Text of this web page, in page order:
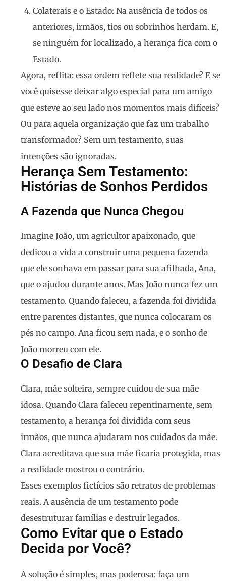
Colaterais e o Estado: Na ausência de todos os
anteriores, irmãos, tios ou sobrinhos herdam. E,
se ninguém for localizado, a herança fica com o
Estado.
Agora, reflita: essa ordem reflete sua realidade? E se
você quisesse deixar algo especial para um amigo
que esteve ao seu lado nos momentos mais difíceis?
Ou para aquela organização que faz um trabalho
transformador? Sem um testamento, suas
intenções são ignoradas.
Herança Sem Testamento:
Histórias de Sonhos Perdidos
A Fazenda que Nunca Chegou
Imagine João, um agricultor apaixonado, que
dedicou a vida a construir uma pequena fazenda
que ele sonhava em passar para sua afilhada, Ana,
que o ajudou durante anos. Mas João nunca fez um
testamento. Quando faleceu, a fazenda foi dividida
entre parentes distantes, que nunca colocaram os
pés no campo. Ana ficou sem nada, e o sonho de
João morreu com ele.
O Desafio de Clara
Clara, mãe solteira, sempre cuidou de sua mãe
idosa. Quando Clara faleceu repentinamente, sem
testamento, a herança foi dividida com seus
irmãos, que nunca ajudaram nos cuidados da mãe.
Clara acreditava que sua mãe ficaria protegida, mas
a realidade mostrou o contrário.
Esses exemplos fictícios são retratos de problemas
reais. A ausência de um testamento pode
desestruturar famílias e destruir legados.
Como Evitar que o Estado
Decida por Você?
A solução é simples, mas poderosa: faça um